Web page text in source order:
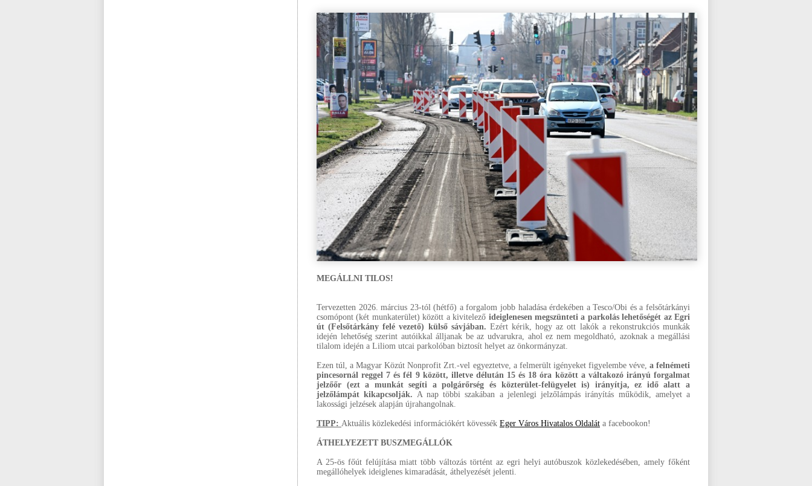
MEGÁLLNI TILOS!
Tervezetten 2026. március 23-tól (hétfő) a forgalom jobb haladása érdekében a Tesco/Obi és a felsőtárkányi
csomópont (két munkaterület) között a kivitelező ideiglenesen megszünteti a parkolás lehetőségét az Egri
út (Felsőtárkány felé vezető) külső sávjában. Ezért kérik, hogy az ott lakók a rekonstrukciós munkák
idején lehetőség szerint autóikkal álljanak be az udvarukra, ahol ez nem megoldható, azoknak a megállási
tilalom idején a Liliom utcai parkolóban biztosít helyet az önkormányzat.
Ezen túl, a Magyar Közút Nonprofit Zrt.-vel egyeztetve, a felmerült igényeket figyelembe véve, a felnémeti
pincesornál reggel 7 és fél 9 között, illetve délután 15 és 18 óra között a váltakozó irányú forgalmat
jelzőőr (ezt a munkát segíti a polgárőrség és közterület-felügyelet is) irányítja, ez idő alatt a
jelzőlámpát kikapcsolják. A nap többi szakában a jelenlegi jelzőlámpás irányítás működik, amelyet a
lakossági jelzések alapján újrahangolnak.
TIPP: Aktuális közlekedési információkért kövessék Eger Város Hivatalos Oldalát a facebookon!
ÁTHELYEZETT BUSZMEGÁLLÓK
A 25-ös főút felújítása miatt több változás történt az egri helyi autóbuszok közlekedésében, amely főként
megállóhelyek ideiglenes kimaradását, áthelyezését jelenti.